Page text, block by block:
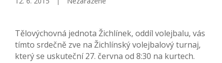
Tělovýchovná jednota Žichlínek, oddíl volejbalu, vás
tímto srdečně zve na Žichlínský volejbalový turnaj,
který se uskuteční 27. června od 8:30 na kurtech.